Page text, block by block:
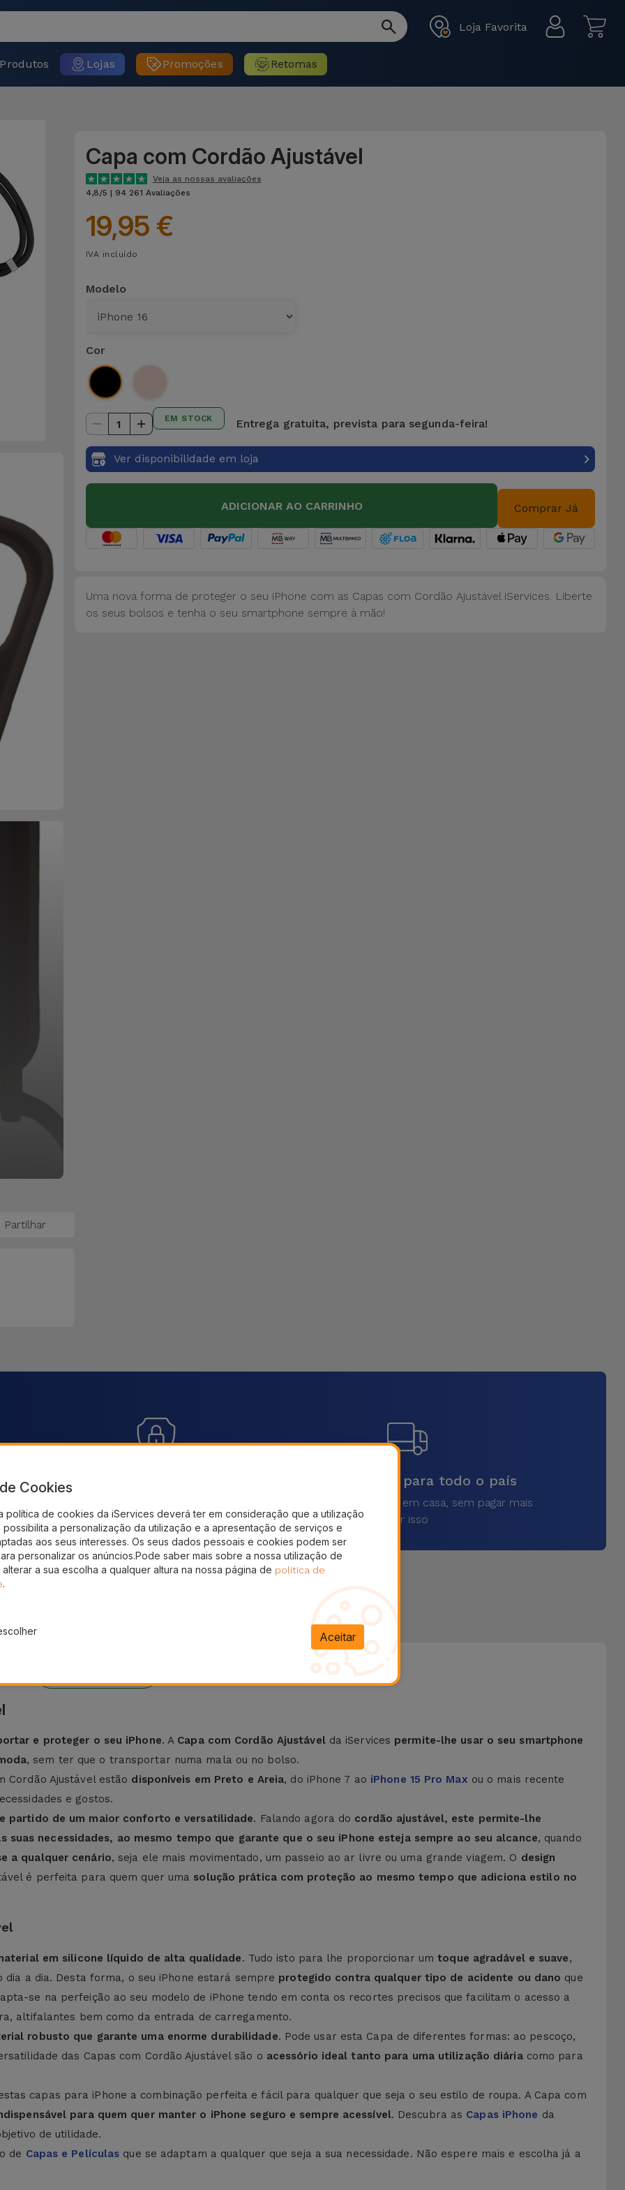
Loja Favorita
Produtos Lojas Promoções Retomas
Partilhar
Capa com Cordão Ajustável
Veja as nossas avaliações
4,8/5 | 94 261 Avaliações
19,95 €
IVA incluído
Modelo
Cor
1 EM STOCK Entrega gratuita, prevista para segunda-feira!
Ver disponibilidade em loja
ADICIONAR AO CARRINHO Comprar Já
Uma nova forma de proteger o seu iPhone com as Capas com Cordão Ajustável iServices. Liberte
os seus bolsos e tenha o seu smartphone sempre à mão!
Pagamento SSL 100% Seguro
produtos que precisa
Envios rápidos para todo o país
Receba o seu produto em casa, sem pagar mais
por isso
e proteger o seu iPhone. A Capa com Cordão Ajustávelda iServices permite-lhe usar o seu smartphone
, sem ter que o transportar numa mala ou no bolso.
Cordão Ajustável estão disponíveis em Preto e Areia, do iPhone 7 ao iPhone 15 Pro Max ou o mais recente
e gostos.
partido de um maior conforto e versatilidade. Falando agora do cordão ajustável, este permite-lhe
necessidades, ao mesmo tempo que garante que o seu iPhone esteja sempre ao seu alcance, quando
a qualquer cenário, seja ele mais movimentado, um passeio ao ar livre ou uma grande viagem. O design
é perfeita para quem quer uma solução prática com proteção ao mesmo tempo que adiciona estilo no
em silicone líquido de alta qualidade. Tudo isto para lhe proporcionar umtoque agradável e suave,
a dia. Desta forma, o seu iPhone estará sempre protegido contra qualquer tipo de acidente ou dano que
se na perfeição ao seu modelo de iPhone tendo em conta os recortes precisos que facilitam o acesso a
altifalantes bem como da entrada de carregamento.
robusto que garante uma enorme durabilidade. Pode usar esta Capa de diferentes formas: ao pescoço,
das Capas com Cordão Ajustável são o acessório ideal tanto para uma utilização diáriacomo para
capas para iPhone a combinação perfeita e fácil para qualquer que seja o seu estilo de roupa. A Capa com
para quem quer manter o iPhone seguro e sempre acessível. Descubra as Capas iPhone da
de utilidade.
de Capas e Películas que se adaptam a qualquer que seja a sua necessidade. Não espere mais e escolha já a
Cookies
política de cookies da iServices deverá ter em consideração que a utilização
a personalização da utilização e a apresentação de serviços e
aos seus interesses. Os seus dados pessoais e cookies podem ser
personalizar os anúncios.Pode saber mais sobre a nossa utilização de
a sua escolha a qualquer altura na nossa página de política de
.
Aceitar